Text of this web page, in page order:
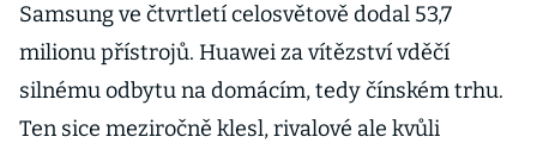
Samsung ve čtvrtletí celosvětově dodal 53,7
milionu přístrojů. Huawei za vítězství vděčí
silnému odbytu na domácím, tedy čínském trhu.
Ten sice meziročně klesl, rivalové ale kvůli